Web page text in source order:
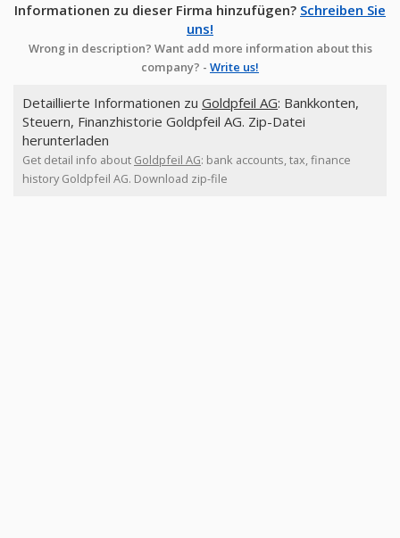
Informationen zu dieser Firma hinzufügen? Schreiben Sie
uns!
Wrong in description? Want add more information about this
company? - Write us!
Detaillierte Informationen zu Goldpfeil AG: Bankkonten,
Steuern, Finanzhistorie Goldpfeil AG. Zip-Datei
herunterladen
Get detail info about Goldpfeil AG: bank accounts, tax, finance
history Goldpfeil AG. Download zip-file